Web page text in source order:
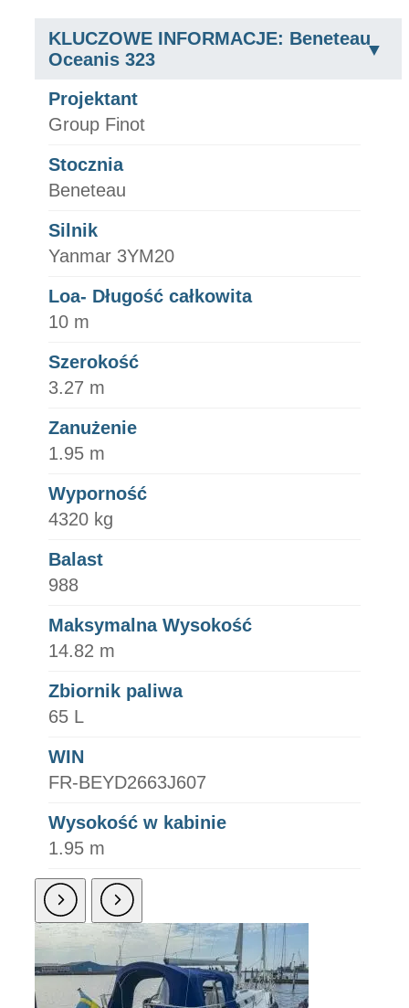
KLUCZOWE INFORMACJE: Beneteau
Oceanis 323
Projektant
Group Finot
Stocznia
Beneteau
Silnik
Yanmar 3YM20
Loa- Długość całkowita
10 m
Szerokość
3.27 m
Zanużenie
1.95 m
Wyporność
4320 kg
Balast
988
Maksymalna Wysokość
14.82 m
Zbiornik paliwa
65 L
WIN
FR-BEYD2663J607
Wysokość w kabinie
1.95 m